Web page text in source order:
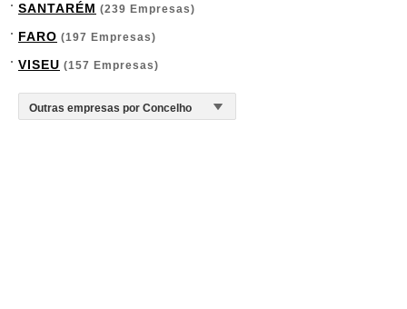
SANTARÉM (239 Empresas)
FARO (197 Empresas)
VISEU (157 Empresas)